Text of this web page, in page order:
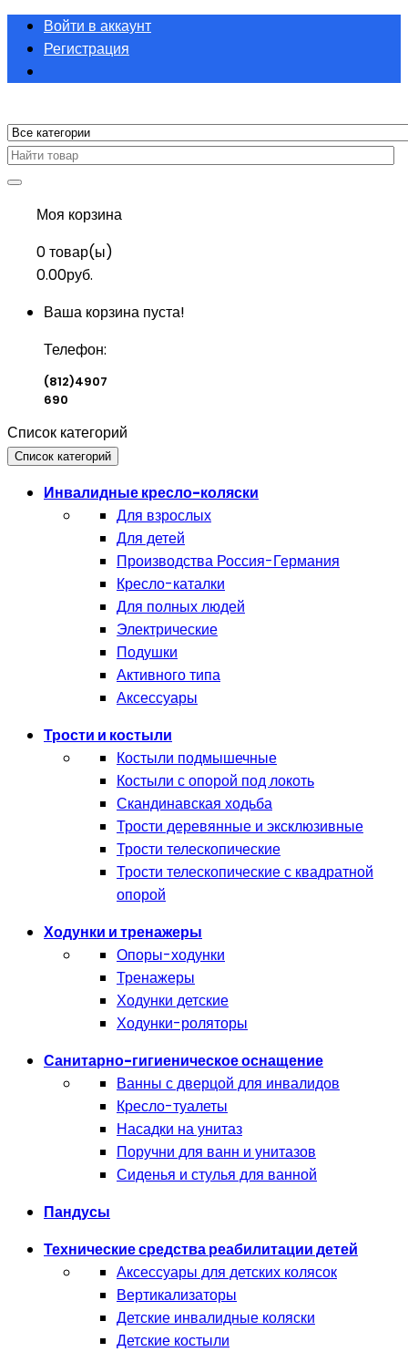
Войти в аккаунт
Регистрация
Моя корзина
0товар(ы)
0.00руб.
Ваша корзина пуста!
Телефон:
(812)4907
690
Список категорий
Список категорий
Инвалидные кресло-коляски
Для взрослых
Для детей
Производства Россия-Германия
Кресло-каталки
Для полных людей
Электрические
Подушки
Активного типа
Аксессуары
Трости и костыли
Костыли подмышечные
Костыли с опорой под локоть
Скандинавская ходьба
Трости деревянные и эксклюзивные
Трости телескопические
Трости телескопические с квадратной
опорой
Ходунки и тренажеры
Опоры-ходунки
Тренажеры
Ходунки детские
Ходунки-роляторы
Санитарно-гигиеническое оснащение
Ванны с дверцой для инвалидов
Кресло-туалеты
Насадки на унитаз
Поручни для ванн и унитазов
Сиденья и стулья для ванной
Пандусы
Технические средства реабилитации детей
Аксессуары для детских колясок
Вертикализаторы
Детские инвалидные коляски
Детские костыли